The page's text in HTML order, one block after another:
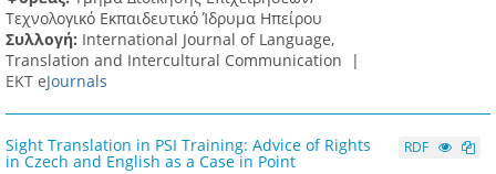
Τεχνολογικό Εκπαιδευτικό Ίδρυμα Ηπείρου
Συλλογή: International Journal of Language,
Translation and Intercultural Communication |
ΕΚΤ eJournals
Sight Translation in PSI Training: Advice of Rights
in Czech and English as a Case in Point
RDF